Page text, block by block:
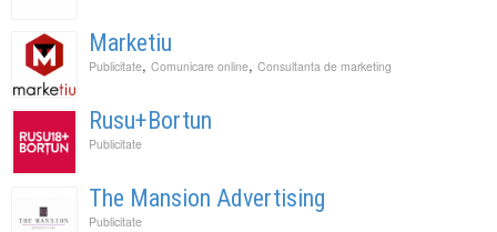
Marketiu
Publicitate, Comunicare online, Consultanta de marketing
Rusu+Bortun
Publicitate
The Mansion Advertising
Publicitate